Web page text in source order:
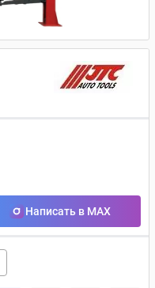
Написать в MAX